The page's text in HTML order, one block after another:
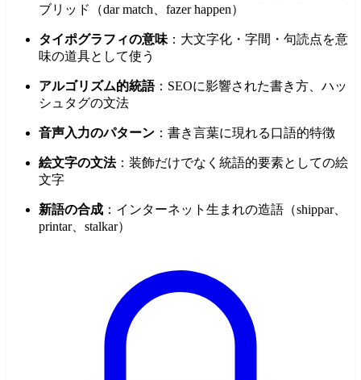
ブリッド（dar match、fazer happen）
タイポグラフィの意味 ：大文字化・字間・句読点を意
味の道具として使う
アルゴリズム的統語：SEOに影響された書き方、ハッ
シュタグの文法
音声入力のパターン ：書き言葉に現れる口語的特徴
絵文字の文法：装飾だけでなく統語的要素としての絵
文字
新語の合成 ：インターネット生まれの造語（shippar、
printar、stalkar）